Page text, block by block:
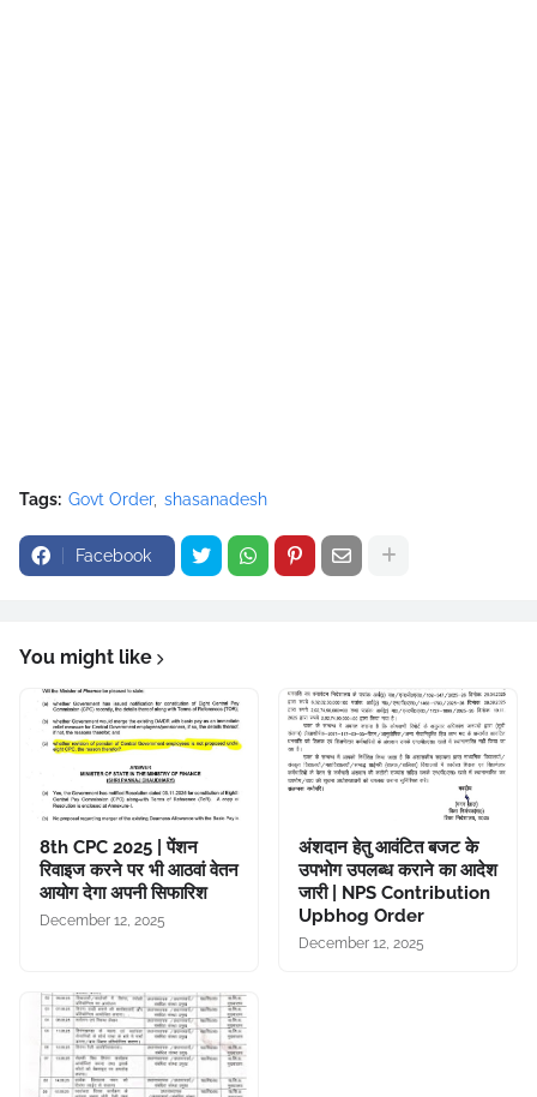
Tags: Govt Order shasanadesh
Facebook
You might like
8th CPC 2025 | पेंशन
रिवाइज करने पर भी आठवां वेतन
आयोग देगा अपनी सिफारिश
December 12, 2025
अंशदान हेतु आवंटित बजट के
उपभोग उपलब्ध कराने का आदेश
जारी | NPS Contribution
Upbhog Order
December 12, 2025